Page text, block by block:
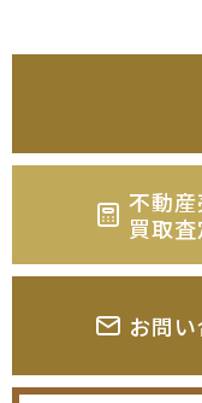
不動産
買取査
お問